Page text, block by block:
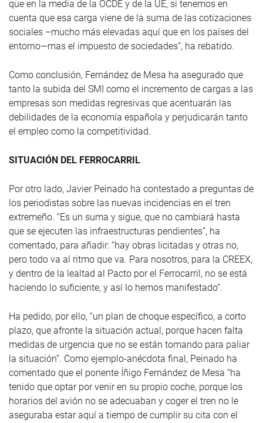
que en la media de la OCDE y de la UE, si tenemos en
cuenta que esa carga viene de la suma de las cotizaciones
sociales –mucho más elevadas aquí que en los países del
entorno—mas el impuesto de sociedades”, ha rebatido.
Como conclusión, Fernández de Mesa ha asegurado que
tanto la subida del SMI como el incremento de cargas a las
empresas son medidas regresivas que acentuarán las
debilidades de la economía española y perjudicarán tanto
el empleo como la competitividad.
SITUACIÓN DEL FERROCARRIL
Por otro lado, Javier Peinado ha contestado a preguntas de
los periodistas sobre las nuevas incidencias en el tren
extremeño. “Es un suma y sigue, que no cambiará hasta
que se ejecuten las infraestructuras pendientes”, ha
comentado, para añadir: “hay obras licitadas y otras no,
pero todo va al ritmo que va. Para nosotros, para la CREEX,
y dentro de la lealtad al Pacto por el Ferrocarril, no se está
haciendo lo suficiente, y así lo hemos manifestado”.
Ha pedido, por ello, “un plan de choque específico, a corto
plazo, que afronte la situación actual, porque hacen falta
medidas de urgencia que no se están tomando para paliar
la situación”. Como ejemplo-anécdota final, Peinado ha
comentado que el ponente Íñigo Fernández de Mesa “ha
tenido que optar por venir en su propio coche, porque los
horarios del avión no se adecuaban y coger el tren no le
aseguraba estar aquí a tiempo de cumplir su cita con el